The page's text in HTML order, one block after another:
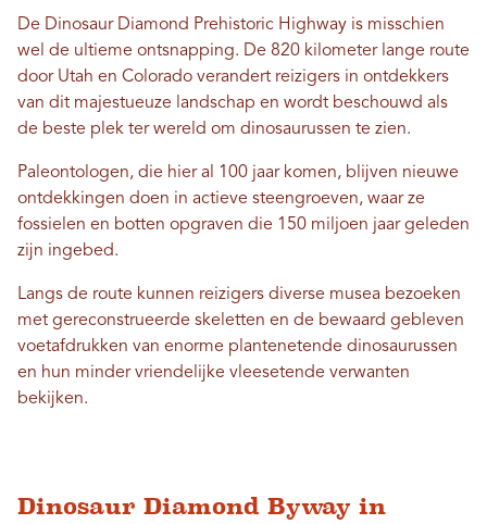
De Dinosaur Diamond Prehistoric Highway is misschien
wel de ultieme ontsnapping. De 820 kilometer lange route
door Utah en Colorado verandert reizigers in ontdekkers
van dit majestueuze landschap en wordt beschouwd als
de beste plek ter wereld om dinosaurussen te zien.
Paleontologen, die hier al 100 jaar komen, blijven nieuwe
ontdekkingen doen in actieve steengroeven, waar ze
fossielen en botten opgraven die 150 miljoen jaar geleden
zijn ingebed.
Langs de route kunnen reizigers diverse musea bezoeken
met gereconstrueerde skeletten en de bewaard gebleven
voetafdrukken van enorme plantenetende dinosaurussen
en hun minder vriendelijke vleesetende verwanten
bekijken.
Dinosaur Diamond Byway in